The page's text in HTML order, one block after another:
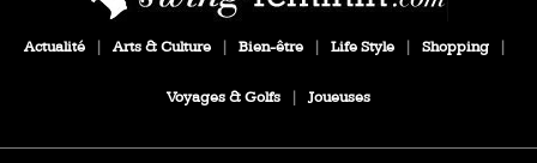
Actualité | Arts & Culture | Bien-être | Life Style | Shopping |
Voyages & Golfs | Joueuses